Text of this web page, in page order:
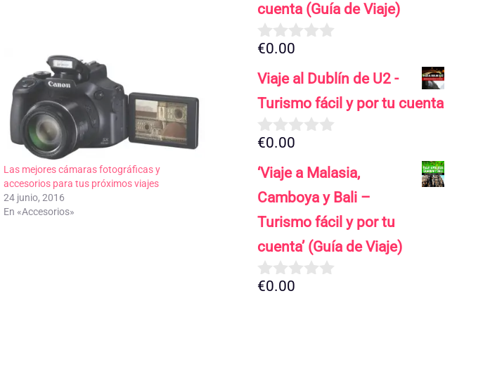
Las mejores cámaras fotográficas y
accesorios para tus próximos viajes
24 junio, 2016
En «Accesorios»
cuenta (Guía de Viaje)
0
e
5
€0.00
Viaje al Dublín de U2 -
Turismo fácil y por tu cuenta
0
e
5
€0.00
‘Viaje a Malasia,
Camboya y Bali –
Turismo fácil y por tu
cuenta’ (Guía de Viaje)
0
€0.00